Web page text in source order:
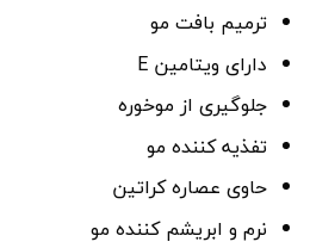
ترمیم بافت مو
دارای ویتامین E
جلوگیری از موخوره
تفذیه کننده مو
حاوی عصاره کراتین
نرم و ابریشم کننده مو